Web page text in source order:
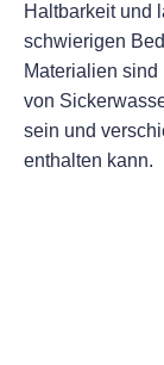
Haltbarkeit und
schwierigen
Materialien
von
sein und
enthalten kann.